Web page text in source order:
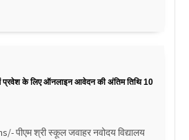
में प्रवेश के लिए ऑनलाइन आवेदन की अंतिम तिथि 10
पीएम श्री स्कूल जवाहर नवोदय विद्यालय